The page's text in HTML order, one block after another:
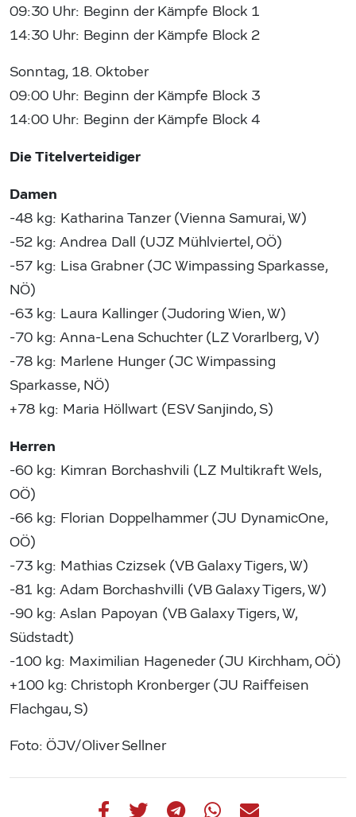
09:30 Uhr: Beginn der Kämpfe Block 1
14:30 Uhr: Beginn der Kämpfe Block 2
Sonntag, 18. Oktober
09:00 Uhr: Beginn der Kämpfe Block 3
14:00 Uhr: Beginn der Kämpfe Block 4
Die Titelverteidiger
Damen
-48 kg: Katharina Tanzer (Vienna Samurai, W)
-52 kg: Andrea Dall (UJZ Mühlviertel, OÖ)
-57 kg: Lisa Grabner (JC Wimpassing Sparkasse,
NÖ)
-63 kg: Laura Kallinger (Judoring Wien, W)
-70 kg: Anna-Lena Schuchter (LZ Vorarlberg, V)
-78 kg: Marlene Hunger (JC Wimpassing
Sparkasse, NÖ)
+78 kg: Maria Höllwart (ESV Sanjindo, S)
Herren
-60 kg: Kimran Borchashvili (LZ Multikraft Wels,
OÖ)
-66 kg: Florian Doppelhammer (JU DynamicOne,
OÖ)
-73 kg: Mathias Czizsek (VB Galaxy Tigers, W)
-81 kg: Adam Borchashvilli (VB Galaxy Tigers, W)
-90 kg: Aslan Papoyan (VB Galaxy Tigers, W,
Südstadt)
-100 kg: Maximilian Hageneder (JU Kirchham, OÖ)
+100 kg: Christoph Kronberger (JU Raiffeisen
Flachgau, S)
Foto: ÖJV/Oliver Sellner